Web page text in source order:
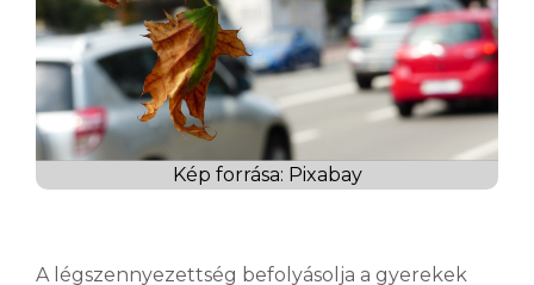
Kép forrása: Pixabay
A légszennyezettség befolyásolja a gyerekek